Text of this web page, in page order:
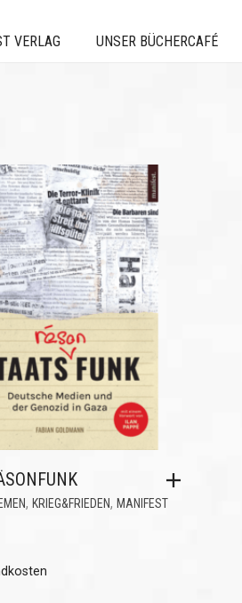
VERLAG UNSER BÜCHERCAFÉ
, KRIEG&FRIEDEN, MANIFEST